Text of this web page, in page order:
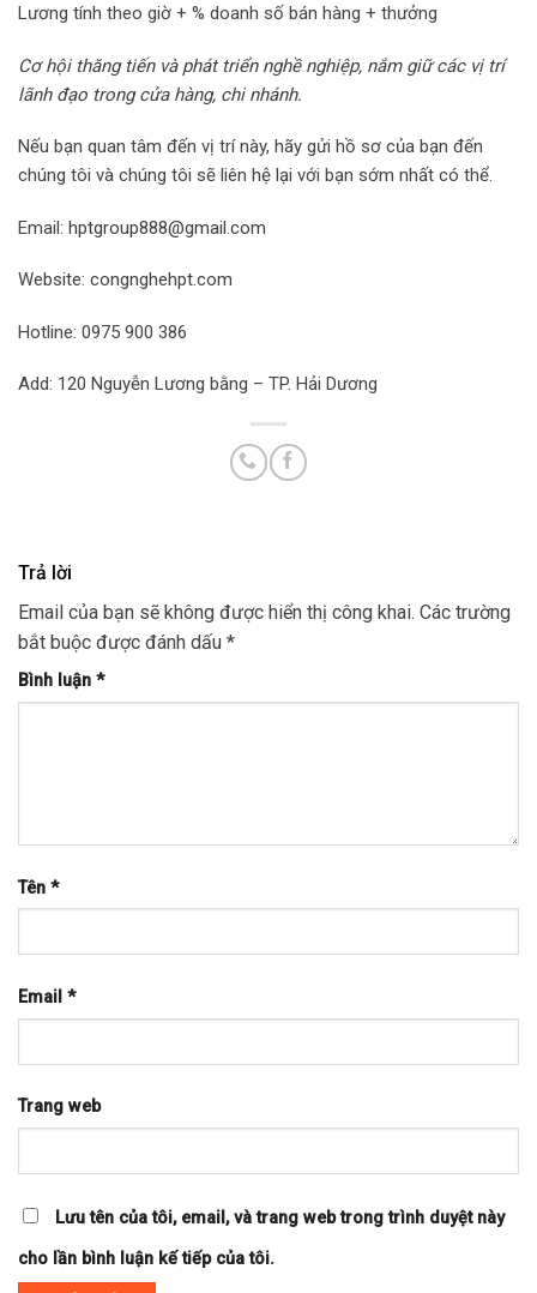
Lương tính theo giờ + % doanh số bán hàng + thưởng
Cơ hội thăng tiến và phát triển nghề nghiệp, nắm giữ các vị trí
lãnh đạo trong cửa hàng, chi nhánh.
Nếu bạn quan tâm đến vị trí này, hãy gửi hồ sơ của bạn đến
chúng tôi và chúng tôi sẽ liên hệ lại với bạn sớm nhất có thể.
Email: hptgroup888@gmail.com
Website: congnghehpt.com
Hotline: 0975 900 386
Add: 120 Nguyễn Lương bằng – TP. Hải Dương
Trả lời
Email của bạn sẽ không được hiển thị công khai. Các trường
bắt buộc được đánh dấu *
Bình luận *
Tên *
Email *
Trang web
Lưu tên của tôi, email, và trang web trong trình duyệt này
cho lần bình luận kế tiếp của tôi.